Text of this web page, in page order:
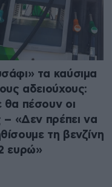
τα καύσιμα
αδειούχους:
θα πέσουν οι
– «Δεν πρέπει να
τη βενζίνη
ευρώ»